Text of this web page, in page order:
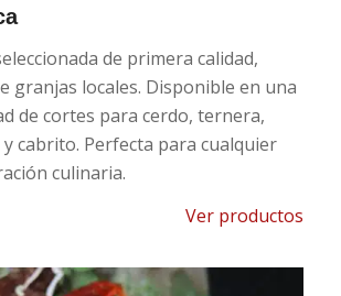
de primera calidad,
granjas locales. Disponible en una
de cortes para cerdo, ternera,
cabrito. Perfecta para cualquier
culinaria.
Ver productos